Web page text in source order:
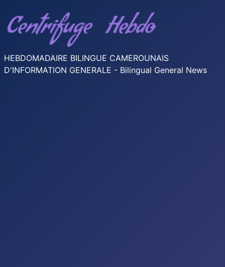
HEBDOMADAIRE BILINGUE CAMEROUNAIS
D'INFORMATION GENERALE - Bilingual General News